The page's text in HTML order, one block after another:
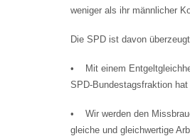
weniger als ihr männlicher
Die SPD ist davon
• Mit einem
SPD-Bundestagsfraktion
• Wir werden den
gleiche und gleichwertige